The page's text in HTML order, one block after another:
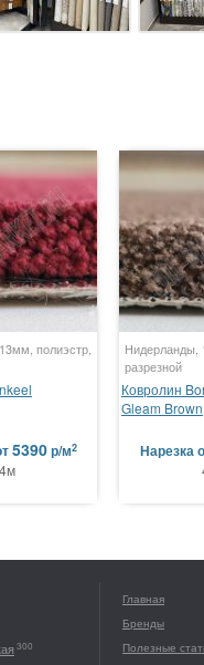
полиэстр,
5390р/м2
4м
Нидерланды,
разрезной
Ковролин
Gleam Brown
Нарезка
300
Главная
Бренды
Полезные